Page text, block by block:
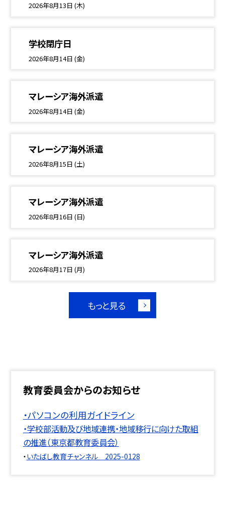
2026年8月13日 (木)
学校閉庁日
2026年8月14日 (金)
マレーシア海外派遣
2026年8月14日 (金)
マレーシア海外派遣
2026年8月15日 (土)
マレーシア海外派遣
2026年8月16日 (日)
マレーシア海外派遣
2026年8月17日 (月)
もっと見る
教育委員会からのお知らせ
・パソコンの利用ガイドライン
・学校部活動及び地域連携・地域移行に向けた取組
の推進（東京都教育委員会）
・いたばし教育チャンネル 2025-0128